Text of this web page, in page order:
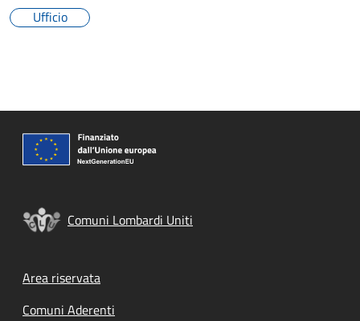
Ufficio
Comuni Lombardi Uniti
Footer menu
Area riservata
Comuni Aderenti